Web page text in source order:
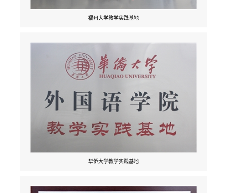
福州大学教学实践基地
华侨大学教学实践基地